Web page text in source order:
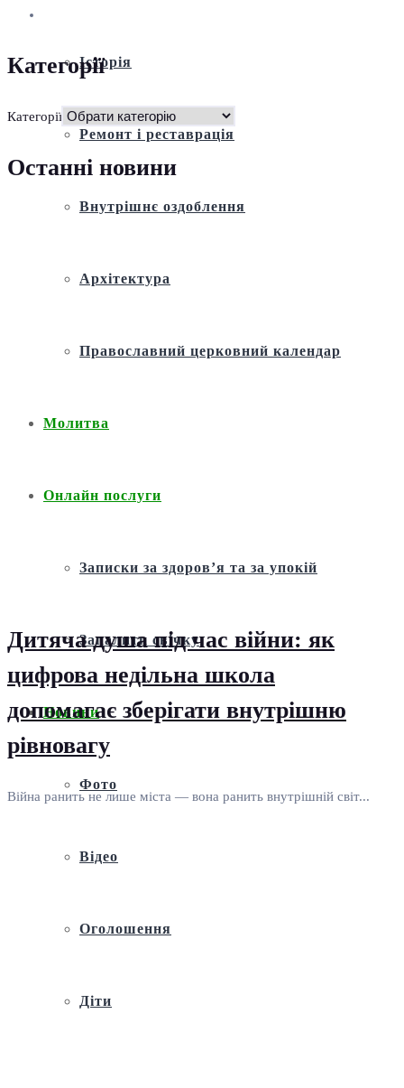
Історія
Ремонт і реставрація
Внутрішнє оздоблення
Архітектура
Православний церковний календар
Молитва
Онлайн послуги
Записки за здоров’я та за упокій
Запалити свічку
Новини
Фото
Відео
Оголошення
Діти
Категорії
Категорії
Останні новини
Дитяча душа під час війни: як
цифрова недільна школа
допомагає зберігати внутрішню
рівновагу
Війна ранить не лише міста — вона ранить внутрішній світ...